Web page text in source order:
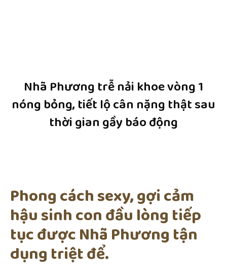
Nhã Phương trễ nải khoe vòng 1
nóng bỏng, tiết lộ cân nặng thật sau
thời gian gầy báo động
Phong cách sexy, gợi cảm
hậu sinh con đầu lòng tiếp
tục được Nhã Phương tận
dụng triệt để.